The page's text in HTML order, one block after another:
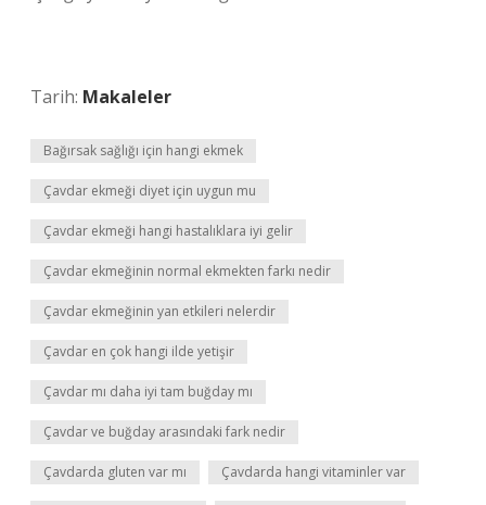
Tarih: Makaleler
Bağırsak sağlığı için hangi ekmek
Çavdar ekmeği diyet için uygun mu
Çavdar ekmeği hangi hastalıklara iyi gelir
Çavdar ekmeğinin normal ekmekten farkı nedir
Çavdar ekmeğinin yan etkileri nelerdir
Çavdar en çok hangi ilde yetişir
Çavdar mı daha iyi tam buğday mı
Çavdar ve buğday arasındaki fark nedir
Çavdarda gluten var mı Çavdarda hangi vitaminler var